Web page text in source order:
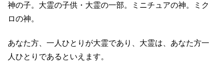
神の子。大霊の子供・大霊の一部。ミニチュアの神。ミク
ロの神。
あなた方、一人ひとりが大霊であり、大霊は、あなた方一
人ひとりであるといえます。